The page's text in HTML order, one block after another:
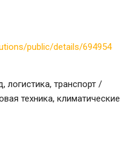
public/details/694954
логистика, транспорт /
техника, климатические